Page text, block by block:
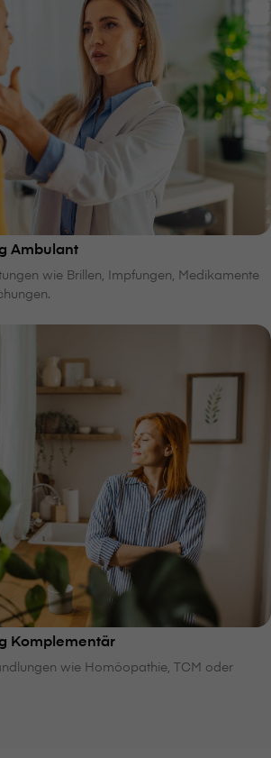
Ambulant
wie Brillen, Impfungen, Medikamente
Komplementär
wie Homöopathie, TCM oder